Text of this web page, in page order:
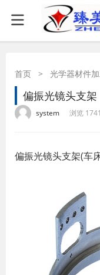
首页 > 光学器材件
偏振光镜头支架
system 浏览 1741
偏振光镜头支架(车